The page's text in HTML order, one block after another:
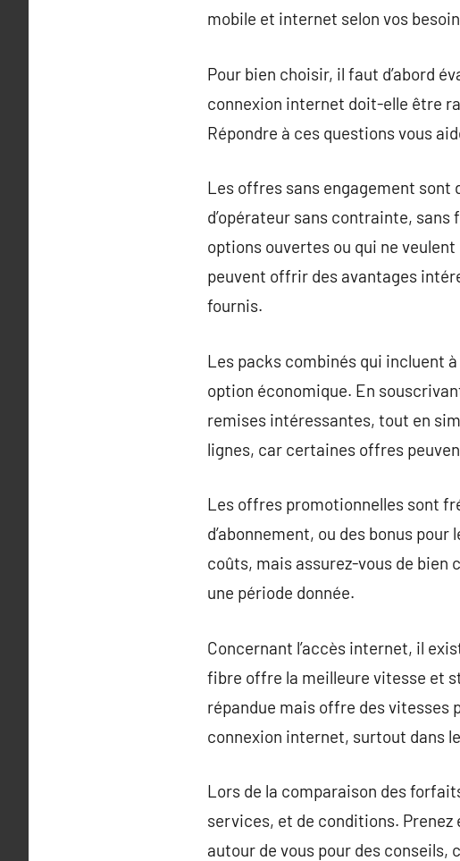
mobile et internet selon vos
Pour bien choisir, il faut d’abord
connexion internet doit-elle être
Répondre à ces questions vous
Les offres sans engagement sont
d’opérateur sans contrainte,
options ouvertes ou qui ne
peuvent offrir des avantages
fournis.
Les packs combinés qui incluent
option économique. En
remises intéressantes, tout en
lignes, car certaines offres
Les offres promotionnelles sont
d’abonnement, ou des bonus
coûts, mais assurez-vous de
une période donnée.
Concernant l’accès internet, il
fibre offre la meilleure vitesse et
répandue mais offre des vitesses
connexion internet, surtout dans
Lors de la comparaison des
services, et de conditions.
autour de vous pour des conseils,